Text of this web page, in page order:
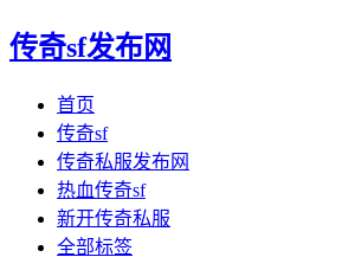
传奇sf发布网
首页
传奇sf
传奇私服发布网
热血传奇sf
新开传奇私服
全部标签